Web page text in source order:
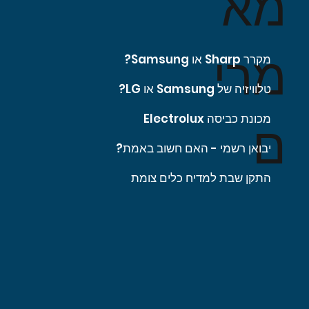
מרי
ם
מקרר Sharp או Samsung?
טלוויזיה של Samsung או LG?
מכונת כביסה Electrolux
יבואן רשמי - האם חשוב באמת?
התקן שבת למדיח כלים צומת